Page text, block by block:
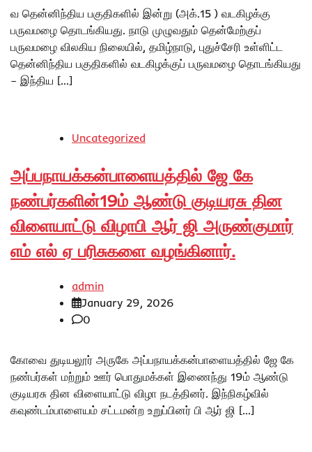
வ தென்னிந்திய பகுதிகளில் இன்று (அக்.15 ) வடகிழக்கு
பருவமழை தொடங்கியது. நாடு முழுவதும் தென்மேற்குப்
பருவமழை விலகிய நிலையில், தமிழ்நாடு, புதுச்சேரி உள்ளிட்ட
தென்னிந்திய பகுதிகளில் வடகிழக்குப் பருவமழை தொடங்கியது
– இந்திய […]
Uncategorized
அப்பநாயக்கன்பாளையத்தில் ஜே கே
நண்பர்களின்19ம் ஆண்டு குடியரசு தின
விளையாட்டு விழாபி ஆர் ஜி அருண்குமார்
எம் எல் ஏ பரிசுகளை வழங்கினார்.
admin
January 29, 2026
0
கோவை துடியலூர் அருகே அப்பநாயக்கன்பாளையத்தில் ஜே கே
நண்பர்கள் மற்றும் ஊர் பொதுமக்கள் இணைந்து 19ம் ஆண்டு
குடியரசு தின விளையாட்டு விழா நடத்தினர். இந்நிகழ்வில்
கவுண்டம்பாளையம் சட்டமன்ற உறுப்பினர் பி ஆர் ஜி […]